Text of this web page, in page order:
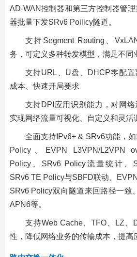
AD-WAN控制器和第三方控制器管
器批量下发SRv6 Poilicy隧道。
支持Segment Routing、
务，可定义多种转发模型，满足不同
支持URL、U盘、DHCP零配
成本、快速开局要求
支持DPI应用识别能力，对网络
实现网络流量可视化、自定义和灵活
全面支持IPv6+ & SRv6功能，
Policy、EVPN L3VPN/L2VPN
Policy、SRv6 Policy流量统计、
SRv6 TE Policy与SBFD联动、
SRv6 Policy双向隧道来回路径一致
APN6等。
支持Web Cache、TFO、LZ、
性，降低网络业务的传输成本，提高